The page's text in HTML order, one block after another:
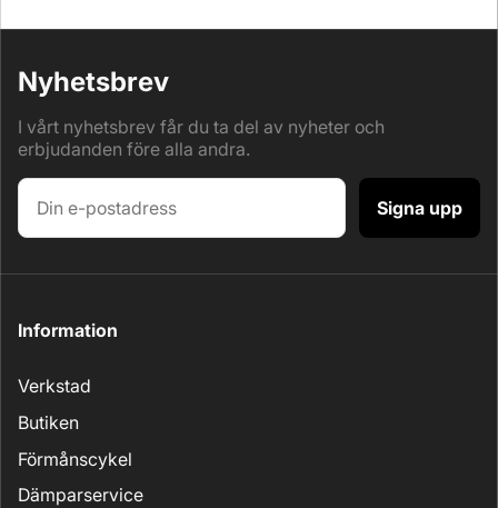
Nyhetsbrev
I vårt nyhetsbrev får du ta del av nyheter och
erbjudanden före alla andra.
Signa upp
Information
Verkstad
Butiken
Förmånscykel
Dämparservice